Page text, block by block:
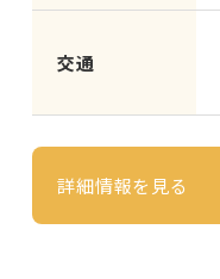
交通
詳細情報を見る